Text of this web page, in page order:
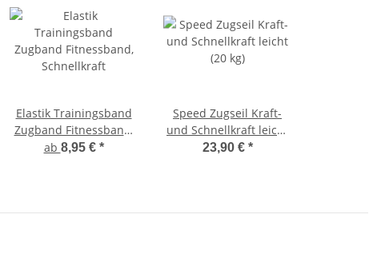
Elastik Trainingsband
Zugband Fitnessband,
Schnellkraft
ab 8,95 € *
Speed Zugseil Kraft-
und Schnellkraft leicht
(20 kg)
23,90 € *